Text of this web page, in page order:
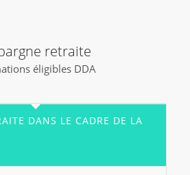
retraite
éligibles DDA
DANS LE CADRE DE LA